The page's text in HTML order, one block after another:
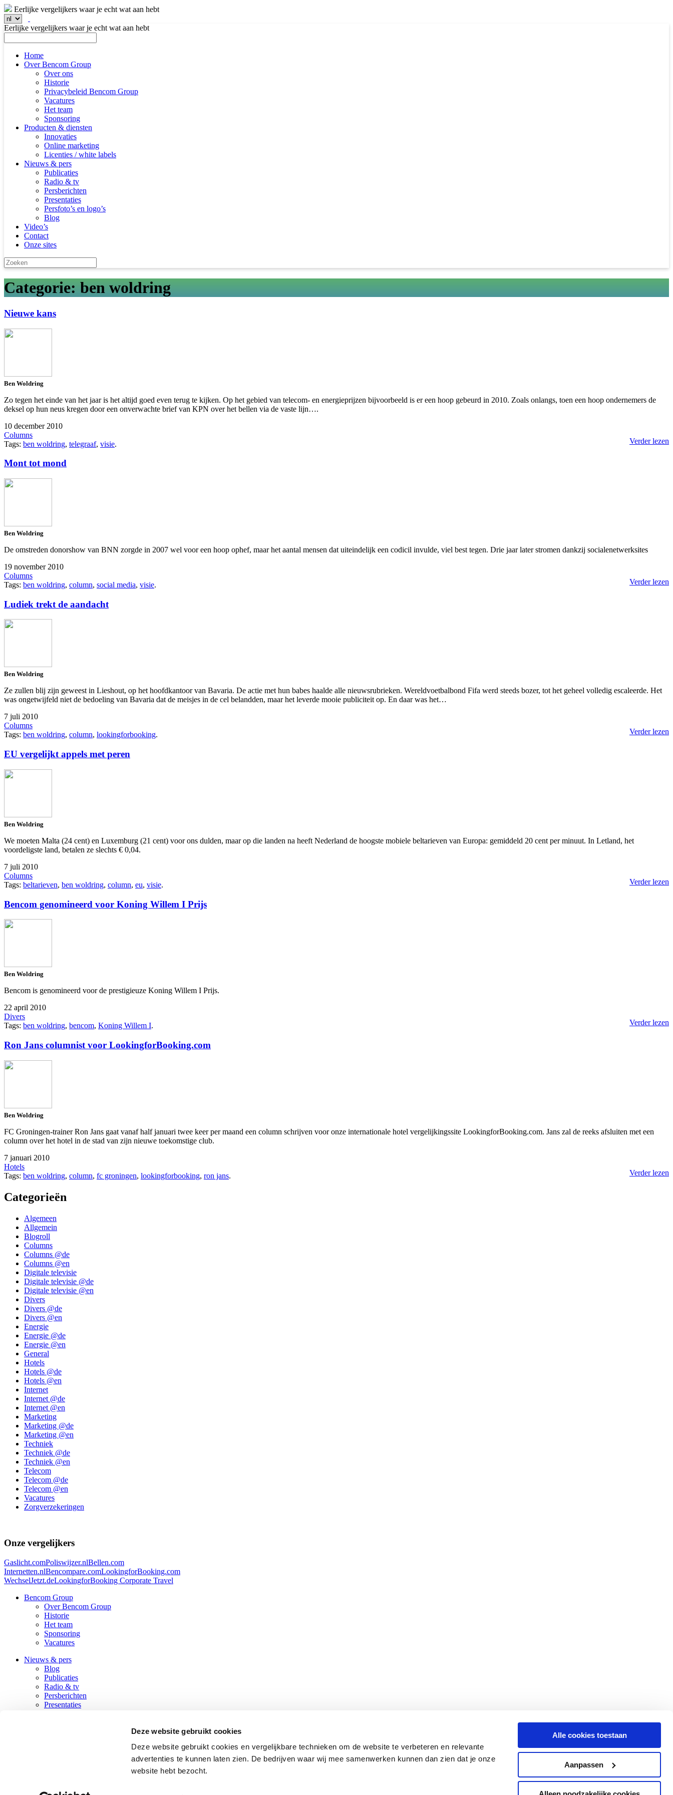
Deze website gebruikt cookies
Deze website gebruikt cookies en vergelijkbare technieken om de website te verbeteren en relevante
advertenties te kunnen laten zien. De bedrijven waar wij mee samenwerken kunnen dan zien dat je onze
website hebt bezocht.
Alle cookies toestaan
Aanpassen
Eerlijke vergelijkers waar je echt wat aan hebt
Eerlijke vergelijkers waar je echt wat aan hebt
Home
Over Bencom Group
Over ons
Historie
Privacybeleid Bencom Group
Vacatures
Het team
Sponsoring
Producten & diensten
Innovaties
Online marketing
Licenties / white labels
Nieuws & pers
Publicaties
Radio & tv
Persberichten
Presentaties
Persfoto’s en logo’s
Blog
Video’s
Contact
Onze sites
Categorie: ben woldring
Nieuwe kans
Ben Woldring
Zo tegen het einde van het jaar is het altijd goed even terug te kijken. Op het gebied van telecom- en energieprijzen bijvoorbeeld is er een hoop gebeurd in 2010. Zoals onlangs, toen een hoop ondernemers de
deksel op hun neus kregen door een onverwachte brief van KPN over het bellen via de vaste lijn….
Verder lezen
10 december 2010
Columns
Tags: ben woldring, telegraaf, visie.
Mont tot mond
Ben Woldring
De omstreden donorshow van BNN zorgde in 2007 wel voor een hoop ophef, maar het aantal mensen dat uiteindelijk een codicil invulde, viel best tegen. Drie jaar later stromen dankzij socialenetwerksites
Verder lezen
19 november 2010
Columns
Tags: ben woldring, column, social media, visie.
Ludiek trekt de aandacht
Ben Woldring
Ze zullen blij zijn geweest in Lieshout, op het hoofdkantoor van Bavaria. De actie met hun babes haalde alle nieuwsrubrieken. Wereldvoetbalbond Fifa werd steeds bozer, tot het geheel volledig escaleerde. Het
was ongetwijfeld niet de bedoeling van Bavaria dat de meisjes in de cel belandden, maar het leverde mooie publiciteit op. En daar was het…
Verder lezen
7 juli 2010
Columns
Tags: ben woldring, column, lookingforbooking.
EU vergelijkt appels met peren
Ben Woldring
We moeten Malta (24 cent) en Luxemburg (21 cent) voor ons dulden, maar op die landen na heeft Nederland de hoogste mobiele beltarieven van Europa: gemiddeld 20 cent per minuut. In Letland, het
voordeligste land, betalen ze slechts € 0,04.
Verder lezen
7 juli 2010
Columns
Tags: beltarieven, ben woldring, column, eu, visie.
Bencom genomineerd voor Koning Willem I Prijs
Ben Woldring
Bencom is genomineerd voor de prestigieuze Koning Willem I Prijs.
Verder lezen
22 april 2010
Divers
Tags: ben woldring, bencom, Koning Willem I.
Ron Jans columnist voor LookingforBooking.com
Ben Woldring
FC Groningen-trainer Ron Jans gaat vanaf half januari twee keer per maand een column schrijven voor onze internationale hotel vergelijkingssite LookingforBooking.com. Jans zal de reeks afsluiten met een
column over het hotel in de stad van zijn nieuwe toekomstige club.
Verder lezen
7 januari 2010
Hotels
Tags: ben woldring, column, fc groningen, lookingforbooking, ron jans.
Categorieën
Algemeen
Allgemein
Blogroll
Columns
Columns @de
Columns @en
Digitale televisie
Digitale televisie @de
Digitale televisie @en
Divers
Divers @de
Divers @en
Energie
Energie @de
Energie @en
General
Hotels
Hotels @de
Hotels @en
Internet
Internet @de
Internet @en
Marketing
Marketing @de
Marketing @en
Techniek
Techniek @de
Techniek @en
Telecom
Telecom @de
Telecom @en
Vacatures
Zorgverzekeringen
Onze vergelijkers
Gaslicht.comPoliswijzer.nlBellen.com
Internetten.nlBencompare.comLookingforBooking.com
WechselJetzt.deLookingforBooking Corporate Travel
Bencom Group
Over Bencom Group
Historie
Het team
Sponsoring
Vacatures
Nieuws & pers
Blog
Publicaties
Radio & tv
Persberichten
Presentaties
© 1998 - 2026 Bencom Group BV